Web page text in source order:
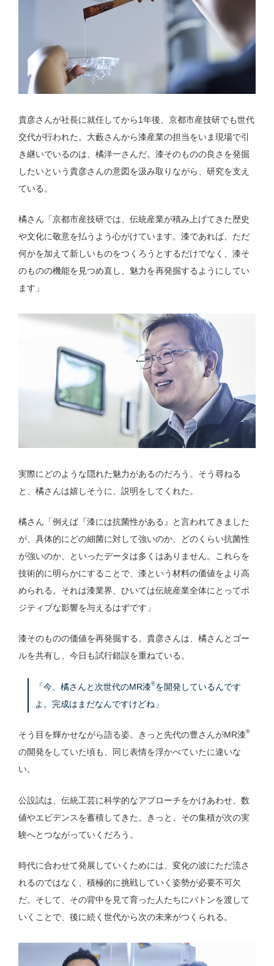
貴彦さんが社長に就任してから1年後、京都市産技研でも世代
交代が行われた。大藪さんから漆産業の担当をいま現場で引
き継いでいるのは、橘洋一さんだ。漆そのものの良さを発掘
したいという貴彦さんの意図を汲み取りながら、研究を支え
ている。
橘さん「京都市産技研では、伝統産業が積み上げてきた歴史
や文化に敬意を払うよう心がけています。漆であれば、ただ
何かを加えて新しいものをつくろうとするだけでなく、漆そ
のものの機能を見つめ直し、魅力を再発掘するようにしてい
ます」
実際にどのような隠れた魅力があるのだろう。そう尋ねる
と、橘さんは嬉しそうに、説明をしてくれた。
橘さん「例えば『漆には抗菌性がある』と言われてきました
が、具体的にどの細菌に対して強いのか、どのくらい抗菌性
が強いのか、といったデータは多くはありません。これらを
技術的に明らかにすることで、漆という材料の価値をより高
められる。それは漆業界、ひいては伝統産業全体にとってポ
ジティブな影響を与えるはずです」
漆そのものの価値を再発掘する。貴彦さんは、橘さんとゴー
ルを共有し、今日も試行錯誤を重ねている。
「今、橘さんと次世代のMR漆®を開発しているんです
よ。完成はまだなんですけどね」
そう目を輝かせながら語る姿。きっと先代の豊さんがMR漆®
の開発をしていた頃も、同じ表情を浮かべていたに違いな
い。
公設試は、伝統工芸に科学的なアプローチをかけあわせ、数
値やエビデンスを蓄積してきた。きっと、その集積が次の実
験へとつながっていくだろう。
時代に合わせて発展していくためには、変化の波にただ流さ
れるのではなく、積極的に挑戦していく姿勢が必要不可欠
だ。そして、その背中を見て育った人たちにバトンを渡して
いくことで、後に続く世代から次の未来がつくられる。